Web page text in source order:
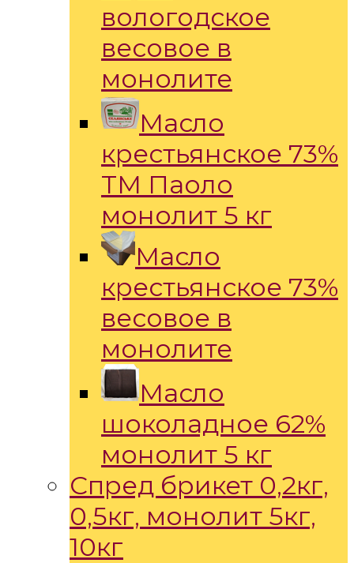
вологодское
весовое в
монолите
Масло
крестьянское 73%
ТМ Паоло
монолит 5 кг
Масло
крестьянское 73%
весовое в
монолите
Масло
шоколадное 62%
монолит 5 кг
Спред брикет 0,2кг,
0,5кг, монолит 5кг,
10кг